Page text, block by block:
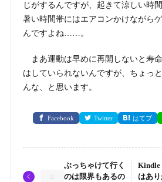
じがするんですが、起きて涼しい時
暑い時間帯にはエアコンかけながら
んですよね……。
まあ運動は早めに再開しないと寿
はしていられないんですが、ちょっ
んな、と思います。
Facebook Twitter はてブ
ぶっちゃけて行く
のは限界もあるの
Kindle
はあ